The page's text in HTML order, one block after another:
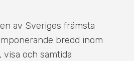
av Sveriges främsta
bredd inom
visa och samtida